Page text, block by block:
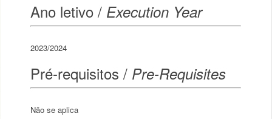
Ano letivo / Execution Year
2023/2024
Pré-requisitos / Pre-Requisites
Não se aplica